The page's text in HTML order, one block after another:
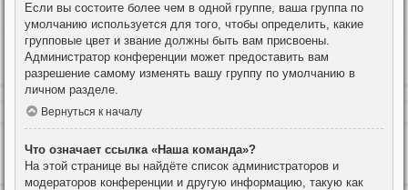
Если вы состоите более чем в одной группе, ваша группа по
умолчанию используется для того, чтобы определить, какие
групповые цвет и звание должны быть вам присвоены.
Администратор конференции может предоставить вам
разрешение самому изменять вашу группу по умолчанию в
личном разделе.
Вернуться к началу
Что означает ссылка «Наша команда»?
На этой странице вы найдёте список администраторов и
модераторов конференции и другую информацию, такую как